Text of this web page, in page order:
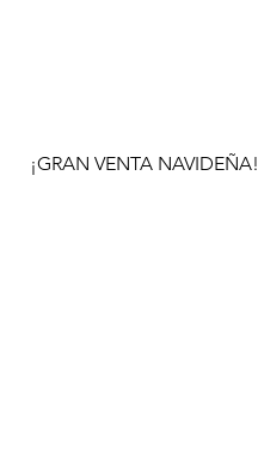
¡GRAN VENTA NAVIDEÑA!